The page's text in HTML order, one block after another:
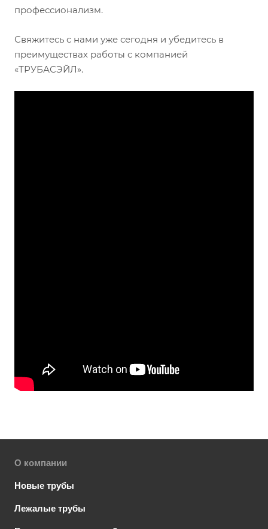
профессионализм.
Свяжитесь с нами уже сегодня и убедитесь в
преимуществах работы с компанией
«ТРУБАСЭЙЛ».
О компании
Новые трубы
Лежалые трубы